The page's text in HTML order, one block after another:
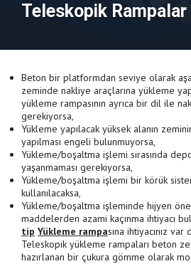
Teleskopik Rampalar
Beton bir platformdan seviye olarak
zeminde nakliye araçlarına yükleme
yükleme rampasının ayrıca bir dil ile
gerekiyorsa,
Yükleme yapılacak yüksek alanın
yapılması engeli bulunmuyorsa,
Yükleme/boşaltma işlemi sırasında
yaşanmaması gerekiyorsa,
Yükleme/boşaltma işlemi bir körük
kullanılacaksa,
Yükleme/boşaltma işleminde hijyen
maddelerden azami kaçınma ihtiyacı
tip Yükleme rampasına ihtiyacınız var
Teleskopik yükleme rampaları beton
hazırlanan bir çukura gömme olarak